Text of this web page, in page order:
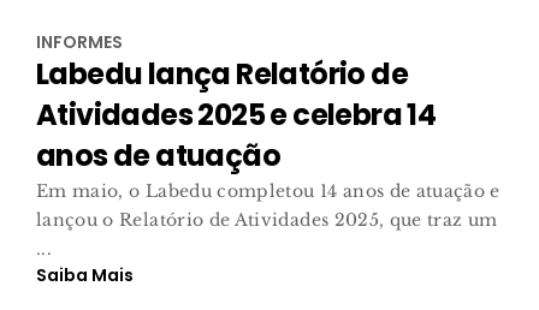
INFORMES
Labedu lança Relatório de
Atividades 2025 e celebra 14
anos de atuação
Em maio, o Labedu completou 14 anos de atuação e
lançou o Relatório de Atividades 2025, que traz um
...
Saiba Mais